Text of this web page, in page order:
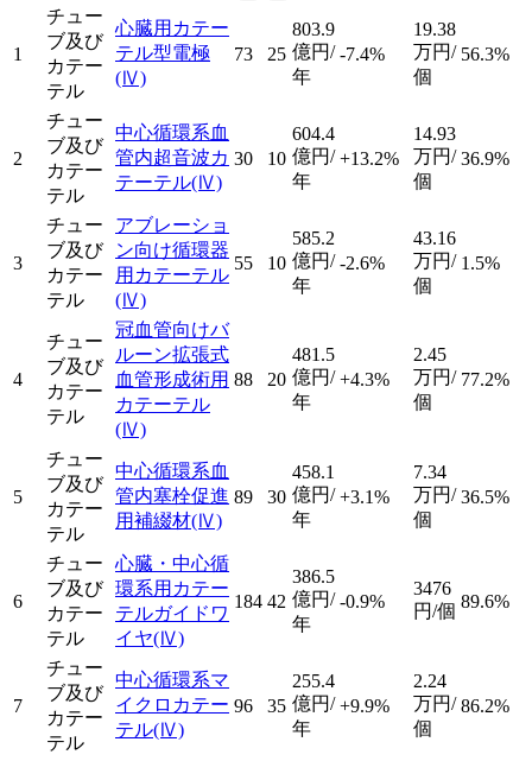
1
チュー
ブ及び
カテー
テル
心臓用カテー
テル型電極
(Ⅳ)
73 25
803.9
億円/
年
-7.4%
19.38
万円/
個
56.3%
2
チュー
ブ及び
カテー
テル
中心循環系血
管内超音波カ
テーテル(Ⅳ)
30 10
604.4
億円/
年
+13.2%
14.93
万円/
個
36.9%
3
チュー
ブ及び
カテー
テル
アブレーショ
ン向け循環器
用カテーテル
(Ⅳ)
55 10
585.2
億円/
年
-2.6%
43.16
万円/
個
1.5%
4
チュー
ブ及び
カテー
テル
冠血管向けバ
ルーン拡張式
血管形成術用
カテーテル
(Ⅳ)
88 20
481.5
億円/
年
+4.3%
2.45
万円/
個
77.2%
5
チュー
ブ及び
カテー
テル
中心循環系血
管内塞栓促進
用補綴材(Ⅳ)
89 30
458.1
億円/
年
+3.1%
7.34
万円/
個
36.5%
6
チュー
ブ及び
カテー
テル
心臓・中心循
環系用カテー
テルガイドワ
イヤ(Ⅳ)
184 42
386.5
億円/
年
-0.9%
3476
円/個 89.6%
7
チュー
ブ及び
カテー
テル
中心循環系マ
イクロカテー
テル(Ⅳ)
96 35
255.4
億円/
年
+9.9%
2.24
万円/
個
86.2%